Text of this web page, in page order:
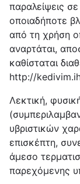
παραλείψεις
οποιαδήποτε
από τη χρήση
αναρτάται,
καθίσταται
http://
Λεκτική,
υβριστικών
επισκέπτη,
άμεσο
παρεχόμενης